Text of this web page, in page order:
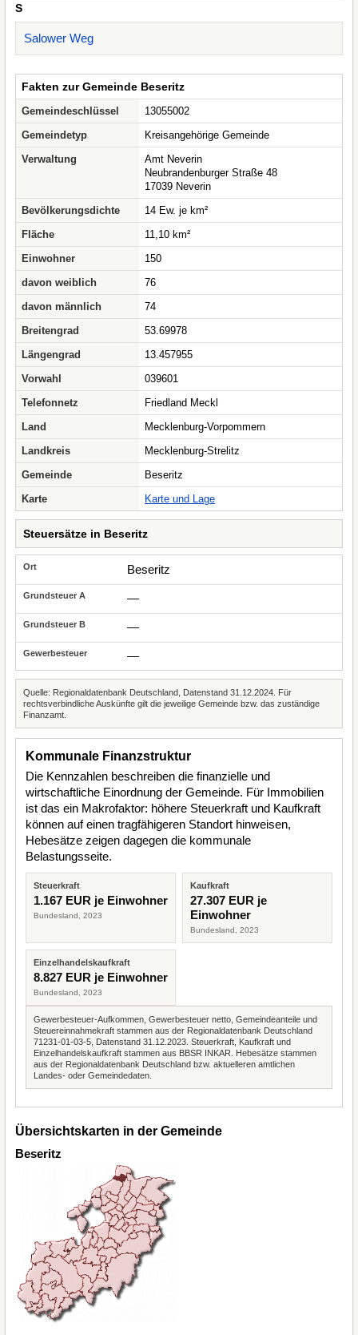
S
Salower Weg
Fakten zur Gemeinde Beseritz
Gemeindeschlüssel
13055002
Gemeindetyp
Kreisangehörige Gemeinde
Verwaltung
Amt Neverin
Neubrandenburger Straße 48
17039 Neverin
Bevölkerungsdichte
14 Ew. je km²
Fläche
11,10 km²
Einwohner
150
davon weiblich
76
davon männlich
74
Breitengrad
53.69978
Längengrad
13.457955
Vorwahl
039601
Telefonnetz
Friedland Meckl
Land
Mecklenburg-Vorpommern
Landkreis
Mecklenburg-Strelitz
Gemeinde
Beseritz
Karte
Karte und Lage
Steuersätze in Beseritz
Beseritz
—
—
—
Quelle: Regionaldatenbank Deutschland, Datenstand 31.12.2024. Für
rechtsverbindliche Auskünfte gilt die jeweilige Gemeinde bzw. das zuständige
Finanzamt.
Kommunale Finanzstruktur
Die Kennzahlen beschreiben die finanzielle und
wirtschaftliche Einordnung der Gemeinde. Für Immobilien
ist das ein Makrofaktor: höhere Steuerkraft und Kaufkraft
können auf einen tragfähigeren Standort hinweisen,
Hebesätze zeigen dagegen die kommunale
Belastungsseite.
Steuerkraft
1.167 EUR je Einwohner
Bundesland, 2023
Kaufkraft
27.307 EUR je
Einwohner
Bundesland, 2023
Einzelhandelskaufkraft
8.827 EUR je Einwohner
Bundesland, 2023
Gewerbesteuer-Aufkommen, Gewerbesteuer netto, Gemeindeanteile und
Steuereinnahmekraft stammen aus der Regionaldatenbank Deutschland
71231-01-03-5, Datenstand 31.12.2023. Steuerkraft, Kaufkraft und
Einzelhandelskaufkraft stammen aus BBSR INKAR. Hebesätze stammen
aus der Regionaldatenbank Deutschland bzw. aktuelleren amtlichen
Landes- oder Gemeindedaten.
Übersichtskarten in der Gemeinde
Beseritz